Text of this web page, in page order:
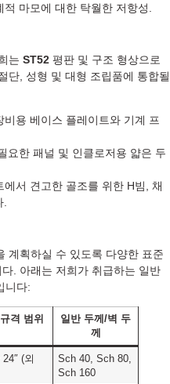
마모에 대한 탁월한 저항성.
는 ST52 평판 및 구조 형상으로
단, 성형 및 대형 조립품에 통합될
비용 베이스 플레이트와 기계 프
요한 패널 및 인클로저용 얇은 두
에서 견고한 골조를 위한 H빔, 채
계획하실 수 있도록 다양한 표준
. 아래는 저희가 취급하는 일반
니다:
격 범위
일반 두께/벽 두
께
(외
Sch 40, Sch 80,
Sch 160